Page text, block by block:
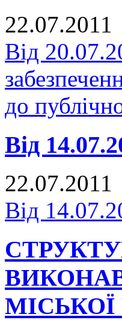
22.07.2011
Від
до
Від
22.07.2011
Від
МІСЬКОЇ